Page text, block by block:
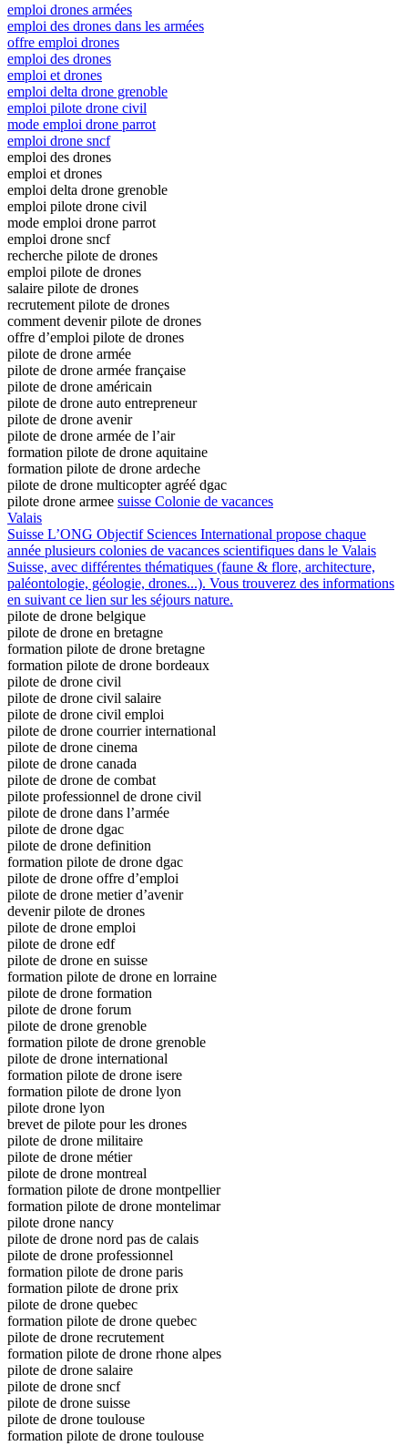
emploi drones armées
emploi des drones dans les armées
offre emploi drones
emploi des drones
emploi et drones
emploi delta drone grenoble
emploi pilote drone civil
mode emploi drone parrot
emploi drone sncf
emploi des drones
emploi et drones
emploi delta drone grenoble
emploi pilote drone civil
mode emploi drone parrot
emploi drone sncf
recherche pilote de drones
emploi pilote de drones
salaire pilote de drones
recrutement pilote de drones
comment devenir pilote de drones
offre d’emploi pilote de drones
pilote de drone armée
pilote de drone armée française
pilote de drone américain
pilote de drone auto entrepreneur
pilote de drone avenir
pilote de drone armée de l’air
formation pilote de drone aquitaine
formation pilote de drone ardeche
pilote de drone multicopter agréé dgac
pilote drone armee suisse Colonie de vacances
Valais
Suisse L’ONG Objectif Sciences International propose chaque
année plusieurs colonies de vacances scientifiques dans le Valais
Suisse, avec différentes thématiques (faune & flore, architecture,
paléontologie, géologie, drones...). Vous trouverez des informations
en suivant ce lien sur les séjours nature.
pilote de drone belgique
pilote de drone en bretagne
formation pilote de drone bretagne
formation pilote de drone bordeaux
pilote de drone civil
pilote de drone civil salaire
pilote de drone civil emploi
pilote de drone courrier international
pilote de drone cinema
pilote de drone canada
pilote de drone de combat
pilote professionnel de drone civil
pilote de drone dans l’armée
pilote de drone dgac
pilote de drone definition
formation pilote de drone dgac
pilote de drone offre d’emploi
pilote de drone metier d’avenir
devenir pilote de drones
pilote de drone emploi
pilote de drone edf
pilote de drone en suisse
formation pilote de drone en lorraine
pilote de drone formation
pilote de drone forum
pilote de drone grenoble
formation pilote de drone grenoble
pilote de drone international
formation pilote de drone isere
formation pilote de drone lyon
pilote drone lyon
brevet de pilote pour les drones
pilote de drone militaire
pilote de drone métier
pilote de drone montreal
formation pilote de drone montpellier
formation pilote de drone montelimar
pilote drone nancy
pilote de drone nord pas de calais
pilote de drone professionnel
formation pilote de drone paris
formation pilote de drone prix
pilote de drone quebec
formation pilote de drone quebec
pilote de drone recrutement
formation pilote de drone rhone alpes
pilote de drone salaire
pilote de drone sncf
pilote de drone suisse
pilote de drone toulouse
formation pilote de drone toulouse